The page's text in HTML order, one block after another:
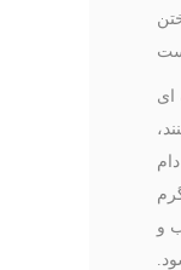
ای
و